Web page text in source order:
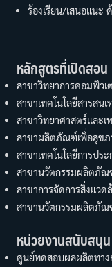
ร้องเรียน/เสนอแนะ
หลักสูตรที่เปิดสอน
สาขาวิทยาการคอมพิวเ
สาขาเทคโนโลยีสารสน
สาขาวิทยาศาสตร์และเ
สาขาผลิตภัณฑ์เพื่อสุขภ
สาขาเทคโนโลยีการปร
สาขานวัตกรรมผลิตภั
สาขาการจัดการสิ่งแว
สาขานวัตกรรมผลิตภั
หน่วยงานสนับสนุน
ศูนย์ทดสอบผลผลิตทา